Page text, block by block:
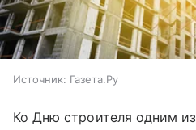
Источник: Газета.Ру
Ко Дню строителя одним